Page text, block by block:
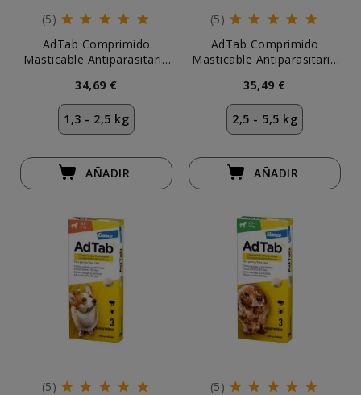
(5)
AdTab Comprimido
Masticable Antiparasitario
uds)
34,69 €
1,3 - 2,5 kg
AÑADIR
(5)
AdTab Comprimido
Masticable Antiparasitario
uds)
35,49 €
2,5 - 5,5 kg
AÑADIR
(5)
(5)